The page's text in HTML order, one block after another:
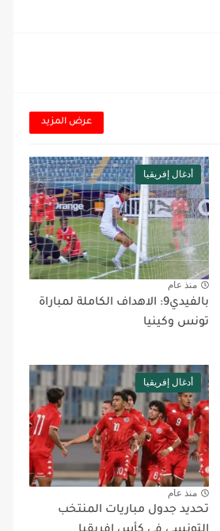
عرض المزيد
أدغال إفريقيا
منذ عام
بالفيدي9: الاهداف الكاملة لمباراة
تونس وكينيا
أدغال إفريقيا
منذ عام
تحديد جدول مباريات المنتخب